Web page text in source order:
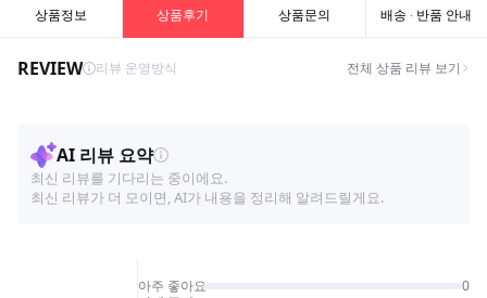
상품정보 상품후기 상품문의 배송 · 반품 안내